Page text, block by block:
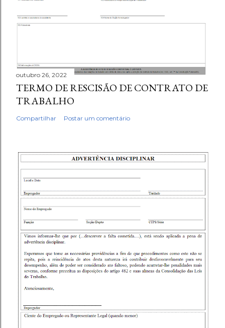
outubro 26, 2022
TERMO DE RESCISÃO DE CONTRATO DE
TRABALHO
Compartilhar Postar um comentário